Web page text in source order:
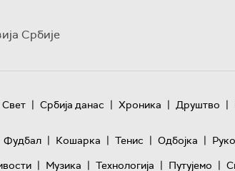
Србије
Свет | Србија данас | Хроника | Друштво |
Фудбал | Кошарка | Тенис | Одбојка |
| Музика | Технологијa | Путујемо |